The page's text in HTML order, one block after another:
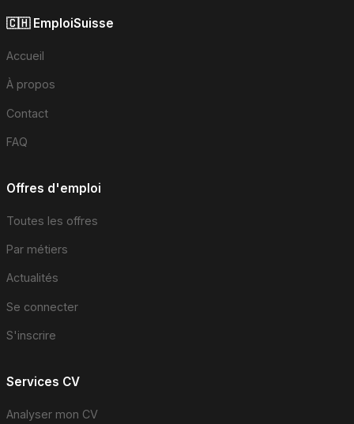
🇨🇭 EmploiSuisse
Accueil
À propos
Contact
FAQ
Offres d'emploi
Toutes les offres
Par métiers
Actualités
Se connecter
S'inscrire
Services CV
Analyser mon CV